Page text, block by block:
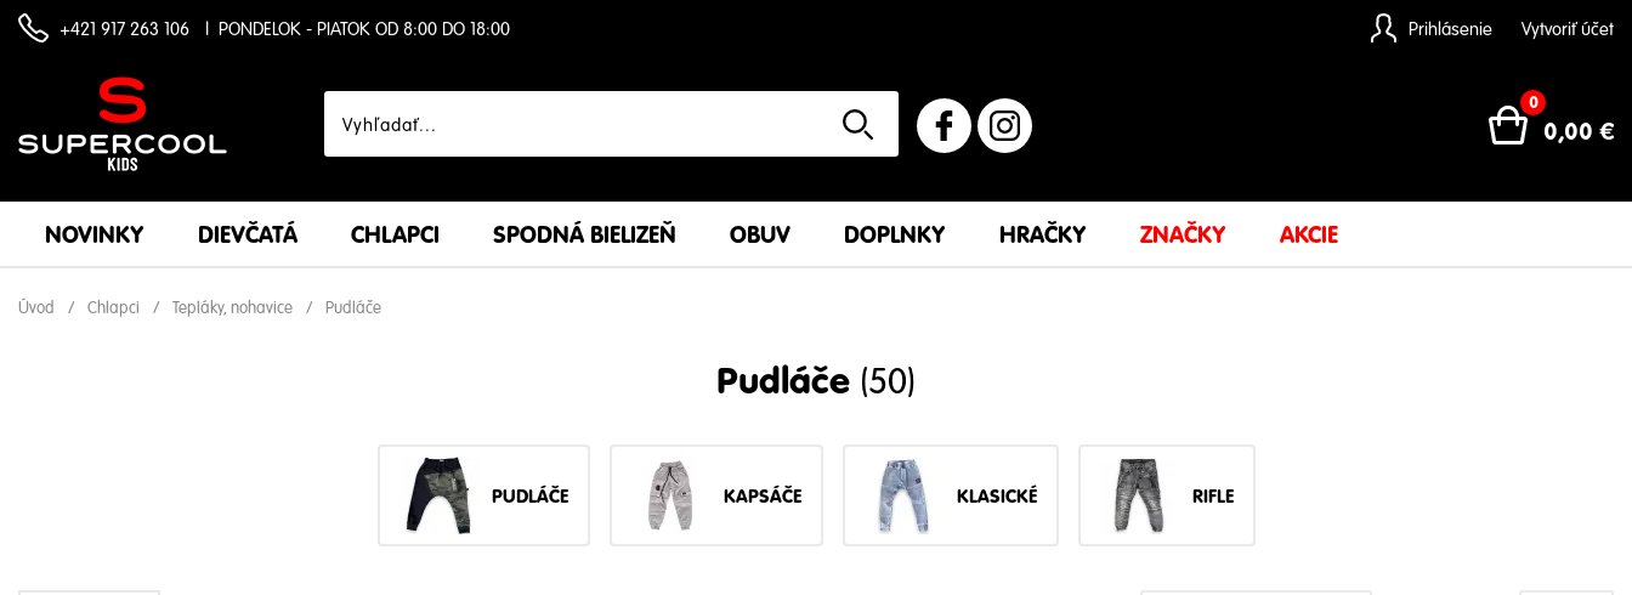
+421 917 263 106 PONDELOK - PIATOK OD 8:00 DO 18:00 Prihlásenie Vytvoriť účet
0
0,00 €
NOVINKY DIEVČATÁ CHLAPCI SPODNÁ BIELIZEŇ OBUV DOPLNKY HRAČKY ZNAČKY AKCIE
Úvod Chlapci Tepláky, nohavice Pudláče
Pudláče (50)
PUDLÁČE KAPSÁČE KLASICKÉ RIFLE